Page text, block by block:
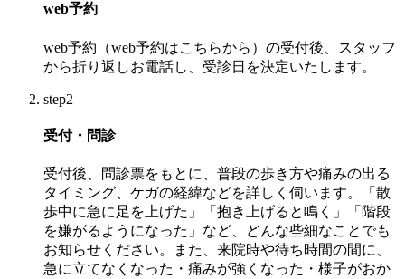
web予約
web予約（web予約はこちらから）の受付後、スタッフ
から折り返しお電話し、受診日を決定いたします。
step2
受付・問診
受付後、問診票をもとに、普段の歩き方や痛みの出る
タイミング、ケガの経緯などを詳しく伺います。「散
歩中に急に足を上げた」「抱き上げると鳴く」「階段
を嫌がるようになった」など、どんな些細なことでも
お知らせください。また、来院時や待ち時間の間に、
急に立てなくなった・痛みが強くなった・様子がおか